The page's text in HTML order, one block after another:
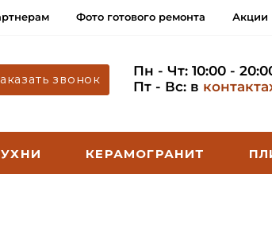
Фото готового ремонта Акции
звонок
Пн - Чт: 10:00 -
Пт - Вс: в
КЕРАМОГРАНИТ